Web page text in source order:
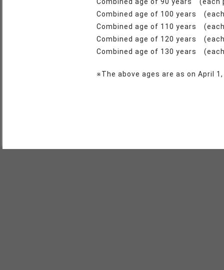
Combined age of 100 years
Combined age of 110 years
Combined age of 120 years
Combined age of 130 years
※The above ages are as on April